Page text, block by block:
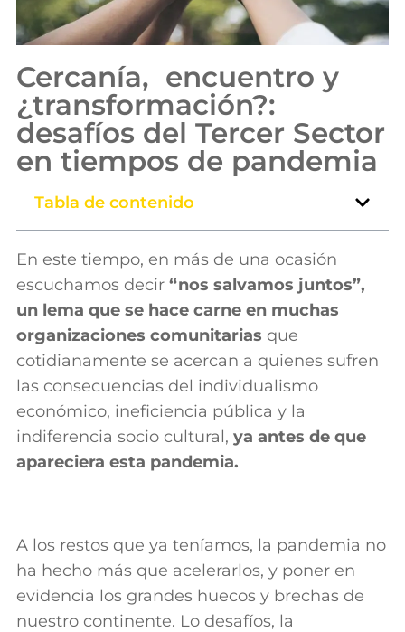
Cercanía, encuentro y
¿transformación?:
desafíos del Tercer Sector
en tiempos de pandemia
Tabla de contenido
En este tiempo, en más de una ocasión
escuchamos decir “nos salvamos juntos”,
un lema que se hace carne en muchas
organizaciones comunitarias que
cotidianamente se acercan a quienes sufren
las consecuencias del individualismo
económico, ineficiencia pública y la
indiferencia socio cultural, ya antes de que
apareciera esta pandemia.
A los restos que ya teníamos, la pandemia no
ha hecho más que acelerarlos, y poner en
evidencia los grandes huecos y brechas de
nuestro continente. Lo desafíos, la